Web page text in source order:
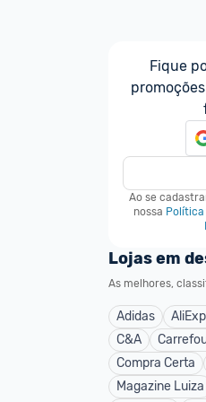
Fique
Ao se
nossa
Lojas em
As melhores,
Adidas
C&A
Compra Certa
Magazine Luiza